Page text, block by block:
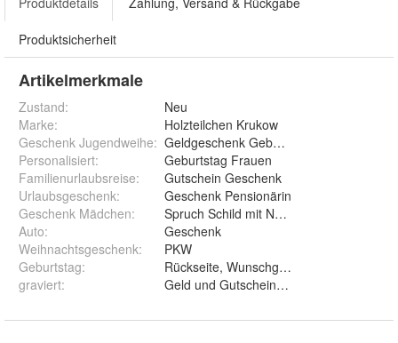
Produktsicherheit
Artikelmerkmale
Zustand:
Neu
Marke:
Holzteilchen Krukow
Geschenk Jugendweihe: Geldgeschenk Geburtstag
Personalisiert:
Geburtstag Frauen
Familienurlaubsreise:
Gutschein Geschenk
Urlaubsgeschenk:
Geschenk Pensionärin
Geschenk Mädchen:
Spruch Schild mit Namen
Auto:
Geschenk
Weihnachtsgeschenk:
PKW
Geburtstag:
Rückseite, Wunschgravur, Name, Alles
graviert: